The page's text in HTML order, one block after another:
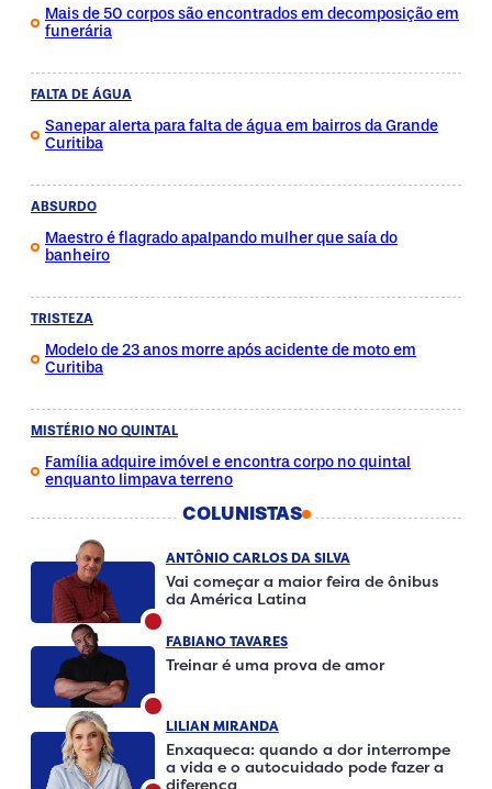
Mais de 50 corpos são encontrados em decomposição em
funerária
FALTA DE ÁGUA
Sanepar alerta para falta de água em bairros da Grande
Curitiba
ABSURDO
Maestro é flagrado apalpando mulher que saía do
banheiro
TRISTEZA
Modelo de 23 anos morre após acidente de moto em
Curitiba
MISTÉRIO NO QUINTAL
Família adquire imóvel e encontra corpo no quintal
enquanto limpava terreno
COLUNISTAS
ANTÔNIO CARLOS DA SILVA
Vai começar a maior feira de ônibus
da América Latina
FABIANO TAVARES
Treinar é uma prova de amor
LILIAN MIRANDA
Enxaqueca: quando a dor interrompe
a vida e o autocuidado pode fazer a
diferença